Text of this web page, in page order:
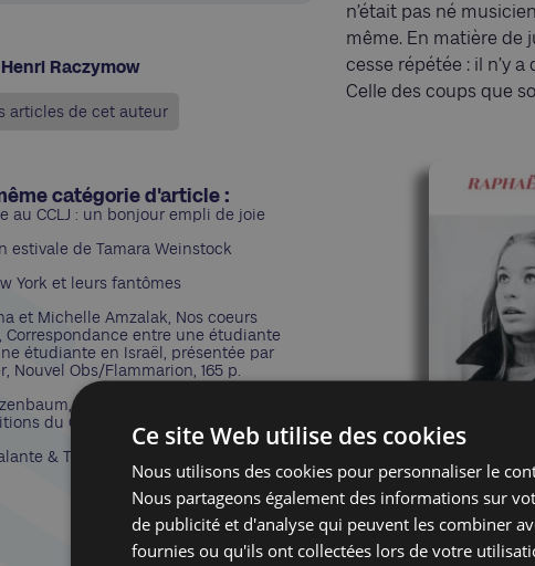
Raczymow
articles de cet auteur
catégorie d'article :
au CCLJ : un bonjour empli de joie
estivale de Tamara Weinstock
York et leurs fantômes
et Michelle Amzalak, Nos coeurs
Correspondance entre une étudiante
étudiante en Israël, présentée par
Nouvel Obs/Flammarion, 165 p.
Rozebud. Autoscopie des
du Canoë, 235 p.
& Tal Lancman : Haute Couture,
n’était pas né
même. En matière de
cesse répétée : il n’y a
Celle des coups que
Ce site Web utilise des cookies
Nous utilisons des cookies pour personnaliser le
Nous partageons également des informations sur
de publicité et d'analyse qui peuvent les combiner
fournies ou qu'ils ont collectées lors de votre